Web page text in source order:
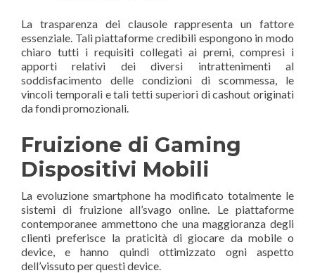
La trasparenza dei clausole rappresenta un fattore
essenziale. Tali piattaforme credibili espongono in modo
chiaro tutti i requisiti collegati ai premi, compresi i
apporti relativi dei diversi intrattenimenti al
soddisfacimento delle condizioni di scommessa, le
vincoli temporali e tali tetti superiori di cashout originati
da fondi promozionali.
Fruizione di Gaming
Dispositivi Mobili
La evoluzione smartphone ha modificato totalmente le
sistemi di fruizione all’svago online. Le piattaforme
contemporanee ammettono che una maggioranza degli
clienti preferisce la praticità di giocare da mobile o
device, e hanno quindi ottimizzato ogni aspetto
dell’vissuto per questi device.